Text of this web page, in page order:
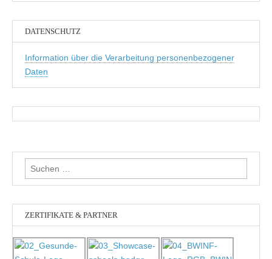
DATENSCHUTZ
Information über die Verarbeitung personenbezogener
Daten
Suchen
nach:
ZERTIFIKATE & PARTNER